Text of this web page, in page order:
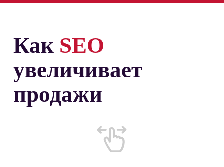
Как SEO
увеличивает
продажи